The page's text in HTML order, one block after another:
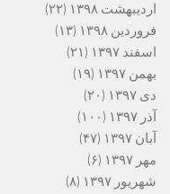
اردیبهشت ۱۳۹۸
(۲۲)
فروردین ۱۳۹۸
(۱۳)
اسفند ۱۳۹۷
(۲۱)
بهمن ۱۳۹۷
(۱۹)
دی ۱۳۹۷
(۲۰)
آذر ۱۳۹۷
(۱۰۰)
آبان ۱۳۹۷
(۴۷)
مهر ۱۳۹۷
(۶)
شهریور ۱۳۹۷
(۸)